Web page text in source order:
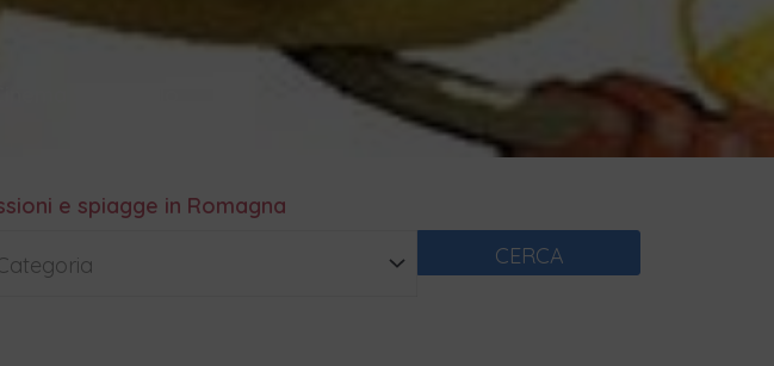
Settebello
e spiagge in Romagna
CERCA